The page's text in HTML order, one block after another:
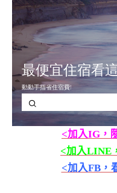
<加入IG，
<加入LINE
<加入FB，